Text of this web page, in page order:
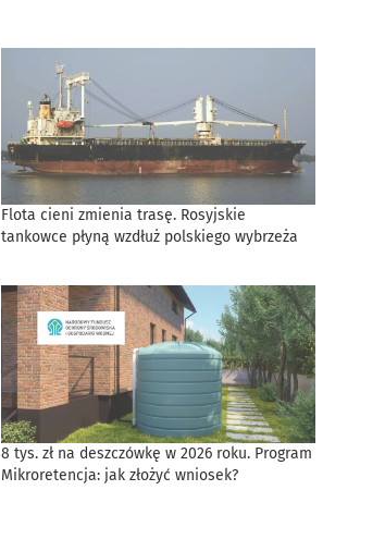
Flota cieni zmienia trasę. Rosyjskie
tankowce płyną wzdłuż polskiego wybrzeża
8 tys. zł na deszczówkę w 2026 roku. Program
Mikroretencja: jak złożyć wniosek?